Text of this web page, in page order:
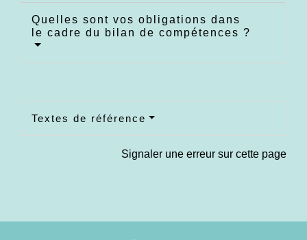
Quelles sont vos obligations dans
le cadre du bilan de compétences ?
Textes de référence
Signaler une erreur sur cette page